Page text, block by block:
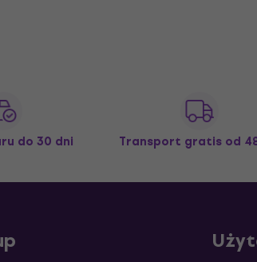
do 30 dni Transport gratis od